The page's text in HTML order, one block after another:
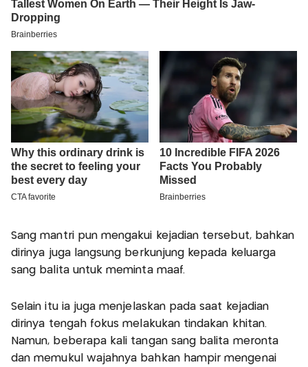
Sang mantri pun mengakui kejadian tersebut, bahkan
dirinya juga langsung berkunjung kepada keluarga
sang balita untuk meminta maaf.
Selain itu ia juga menjelaskan pada saat kejadian
dirinya tengah fokus melakukan tindakan khitan.
Namun, beberapa kali tangan sang balita meronta
dan memukul wajahnya bahkan hampir mengenai